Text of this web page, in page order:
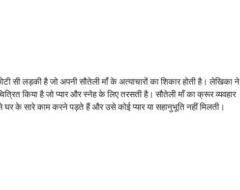
सी लड़की है जो अपनी सौतेली माँ के अत्याचारों का शिकार होती है। लेखिका ने
किया है जो प्यार और स्नेह के लिए तरसती है। सौतेली माँ का क्रूर व्यवहार
के सारे काम करने पड़ते हैं और उसे कोई प्यार या सहानुभूति नहीं मिलती।